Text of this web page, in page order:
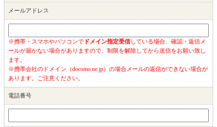
メールアドレス
※携帯・スマホやパソコンで ドメイン指定受信している場合、確認・返信メ
ールが届かない場合がありますので、制限を解除してから送信をお願い致し
ます。
※携帯会社のドメイン（docomo.ne.jp）の場合メールの返信ができない場合が
あります。ご注意ください。
電話番号